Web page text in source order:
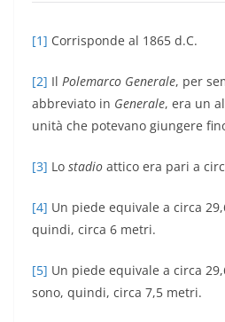
[1] Corrisponde al 1865 d.C.
[2] Il Polemarco Generale, per
abbreviato in Generale, era un
unità che potevano giungere
[3] Lo stadio attico era pari a
[4] Un piede equivale a circa
quindi, circa 6 metri.
[5] Un piede equivale a circa
sono, quindi, circa 7,5 metri.